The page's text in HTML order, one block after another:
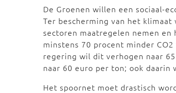
De Groenen willen een sociaal-
Ter bescherming van het
sectoren maatregelen nemen
minstens 70 procent minder
regering wil dit verhogen naar
naar 60 euro per ton; ook daarin
Het spoornet moet drastisch